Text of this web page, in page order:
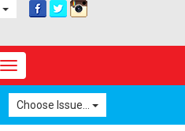
Toggle navigation
Choose Issue...